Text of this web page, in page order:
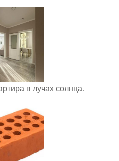
в лучах солнца.